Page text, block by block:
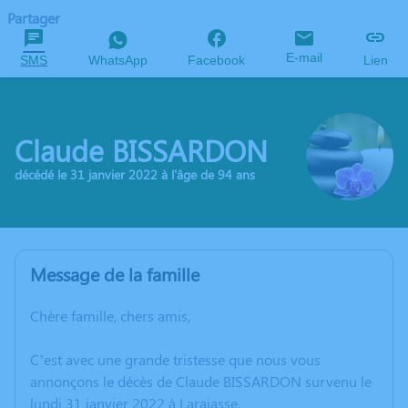
Partager
SMS WhatsApp Facebook E-mail Lien
Claude BISSARDON
décédé le 31 janvier 2022 à l'âge de 94 ans
Message de la famille
Chère famille, chers amis,
C’est avec une grande tristesse que nous vous
annonçons le décès de Claude BISSARDON survenu le
lundi 31 janvier 2022 à Larajasse.